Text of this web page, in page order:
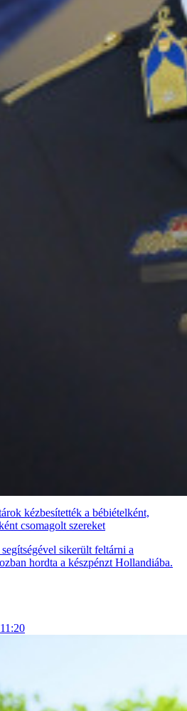
kézbesítették a bébiételként,
csomagolt szereket
sikerült feltárni a
hordta a készpénzt Hollandiába.